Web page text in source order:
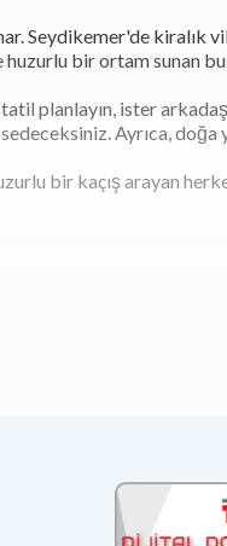
Seydikemer'de kiralık
bir ortam sunan
planlayın, ister
Ayrıca, doğa
bir kaçış arayan
ve özel havuzlara